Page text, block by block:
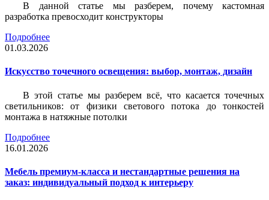
В данной статье мы разберем, почему кастомная
разработка превосходит конструкторы
Подробнее
01.03.2026
Искусство точечного освещения: выбор, монтаж, дизайн
В этой статье мы разберем всё, что касается точечных
светильников: от физики светового потока до тонкостей
монтажа в натяжные потолки
Подробнее
16.01.2026
Мебель премиум-класса и нестандартные решения на
заказ: индивидуальный подход к интерьеру